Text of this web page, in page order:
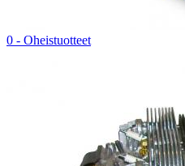
0 - Oheistuotteet